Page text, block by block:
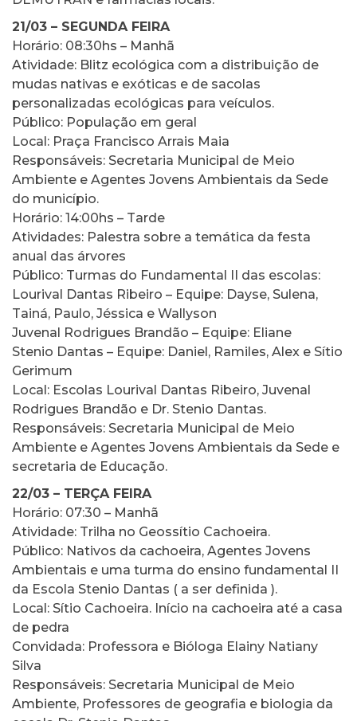
21/03 – SEGUNDA FEIRA
Horário: 08:30hs – Manhã
Atividade: Blitz ecológica com a distribuição de
mudas nativas e exóticas e de sacolas
personalizadas ecológicas para veículos.
Público: População em geral
Local: Praça Francisco Arrais Maia
Responsáveis: Secretaria Municipal de Meio
Ambiente e Agentes Jovens Ambientais da Sede
do município.
Horário: 14:00hs – Tarde
Atividades: Palestra sobre a temática da festa
anual das árvores
Público: Turmas do Fundamental II das escolas:
Lourival Dantas Ribeiro – Equipe: Dayse, Sulena,
Tainá, Paulo, Jéssica e Wallyson
Juvenal Rodrigues Brandão – Equipe: Eliane
Stenio Dantas – Equipe: Daniel, Ramiles, Alex e Sítio
Gerimum
Local: Escolas Lourival Dantas Ribeiro, Juvenal
Rodrigues Brandão e Dr. Stenio Dantas.
Responsáveis: Secretaria Municipal de Meio
Ambiente e Agentes Jovens Ambientais da Sede e
secretaria de Educação.
22/03 – TERÇA FEIRA
Horário: 07:30 – Manhã
Atividade: Trilha no Geossítio Cachoeira.
Público: Nativos da cachoeira, Agentes Jovens
Ambientais e uma turma do ensino fundamental II
da Escola Stenio Dantas ( a ser definida ).
Local: Sítio Cachoeira. Início na cachoeira até a casa
de pedra
Convidada: Professora e Bióloga Elainy Natiany
Silva
Responsáveis: Secretaria Municipal de Meio
Ambiente, Professores de geografia e biologia da